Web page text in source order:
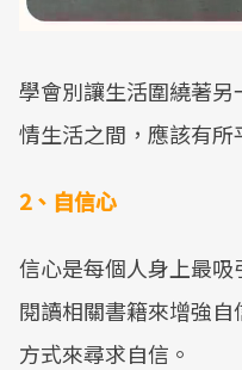
學會別讓生活圍繞著
情生活之間，應該有所
2、自信心
信心是每個人身上最
閱讀相關書籍來增強
方式來尋求自信。